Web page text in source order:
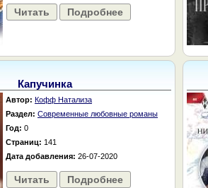
Читать Подробнее
Капучинка
Автор: Кофф Натализа
Раздел: Современные любовные романы
Год: 0
Страниц: 141
Дата добавления: 26-07-2020
Читать Подробнее